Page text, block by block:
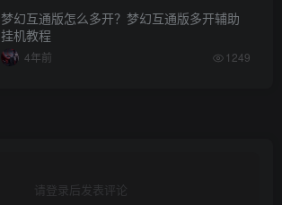
梦幻互通版怎么多开？梦幻互通版多开辅助
挂机教程
4年前 1249
请登录后发表评论